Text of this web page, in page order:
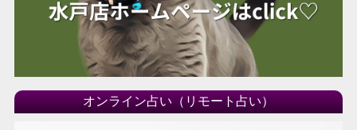
オンライン占い（リモート占い）